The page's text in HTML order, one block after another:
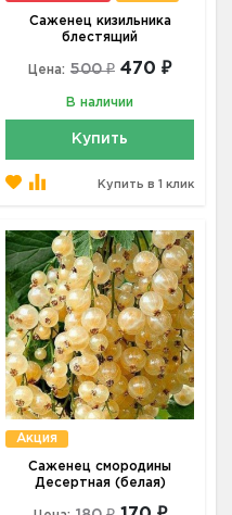
Саженец кизильника
блестящий
Цена: 500 ₽ 470 ₽
В наличии
Купить
Купить в 1 клик
Акция
Саженец смородины
Десертная (белая)